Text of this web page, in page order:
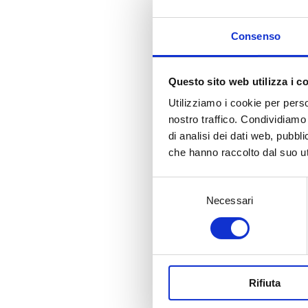
Consenso
Questo sito web utilizza i
Utilizziamo i cookie per
nostro traffico.
di analisi dei dati web,
che hanno raccolto dal suo
Necessari
Rifiuta